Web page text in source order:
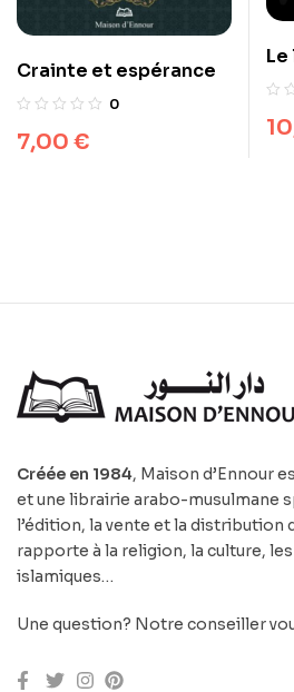
Crainte et espérance
0
7,00 €
Le
Créée en 1984, Maison d’Ennour
et une librairie arabo-musulmane
l’édition, la vente et la distribution
rapporte à la religion, la culture,
islamiques…
Une question? Notre conseiller